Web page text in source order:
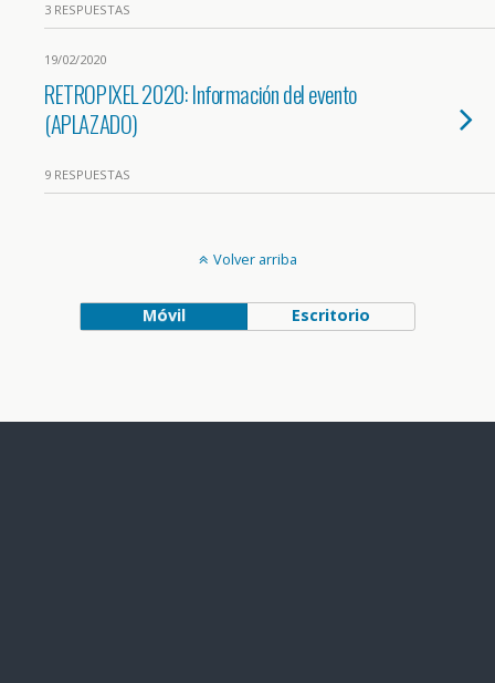
3 RESPUESTAS
19/02/2020
RETROPIXEL 2020: Información del evento
(APLAZADO)
9 RESPUESTAS
Volver arriba
Móvil Escritorio